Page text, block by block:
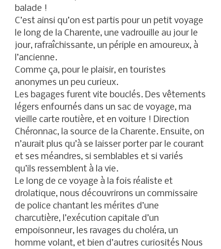
balade !
C’est ainsi qu’on est partis pour un petit voyage
le long de la Charente, une vadrouille au jour le
jour, rafraîchissante, un périple en amoureux, à
l’ancienne.
Comme ça, pour le plaisir, en touristes
anonymes un peu curieux.
Les bagages furent vite bouclés. Des vêtements
légers enfournés dans un sac de voyage, ma
vieille carte routière, et en voiture ! Direction
Chéronnac, la source de la Charente. Ensuite, on
n’aurait plus qu’à se laisser porter par le courant
et ses méandres, si semblables et si variés
qu’ils ressemblent à la vie.
Le long de ce voyage à la fois réaliste et
drolatique, nous découvrirons un commissaire
de police chantant les mérites d’une
charcutière, l’exécution capitale d’un
empoisonneur, les ravages du choléra, un
homme volant, et bien d’autres curiosités Nous